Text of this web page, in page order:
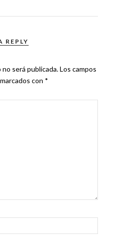
REPLY
será publicada.Los campos
con *